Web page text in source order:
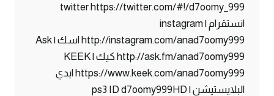
twitter https://twitter.com/#!/d7oomy_999
انستقرام | instagram
http://instagram.com/anad7oomy999 اسك | Ask
http://ask.fm/anad7oomy999 كيك | KEEK
https://www.keek.com/anad7oomy999 ايدي
البلايستيشن | ps3 ID d7oomy999HD